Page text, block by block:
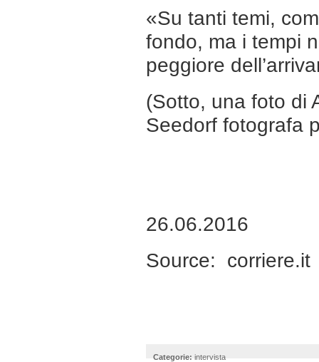
«Su tanti temi,
fondo, ma i tempi
peggiore
(Sotto, una foto di
Seedorf fotografa
26.06.2016
Source: corriere.it
Categorie: intervista